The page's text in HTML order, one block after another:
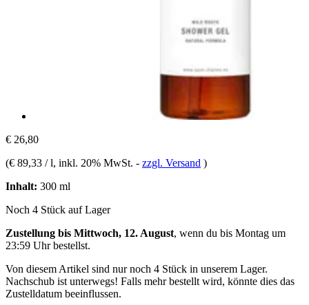
€ 26,80
(€ 89,33 / l, inkl. 20% MwSt. - zzgl. Versand )
Inhalt: 300 ml
Noch 4 Stück auf Lager
Zustellung bis Mittwoch, 12. August, wenn du bis Montag um
23:59 Uhrbestellst.
Von diesem Artikel sind nur noch 4 Stück in unserem Lager.
Nachschub ist unterwegs! Falls mehr bestellt wird, könnte dies das
Zustelldatum beeinflussen.